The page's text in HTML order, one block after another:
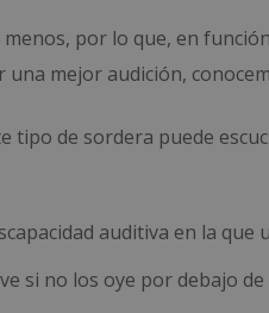
por lo que, en
mejor audición,
tipo de sordera puede
auditiva en la
si no los oye por debajo de